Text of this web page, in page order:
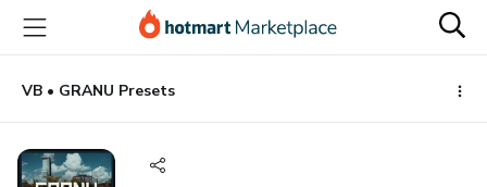
para
conteúdo
principal
para
pagamento
para
rodapé
VB • GRANU Presets